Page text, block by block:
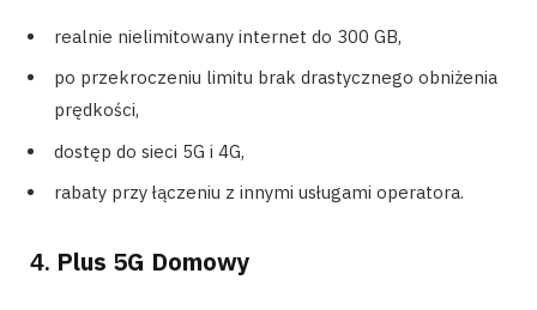
realnie nielimitowany internet do 300 GB,
po przekroczeniu limitu brak drastycznego obniżenia
prędkości,
dostęp do sieci 5G i 4G,
rabaty przy łączeniu z innymi usługami operatora.
4. Plus 5G Domowy